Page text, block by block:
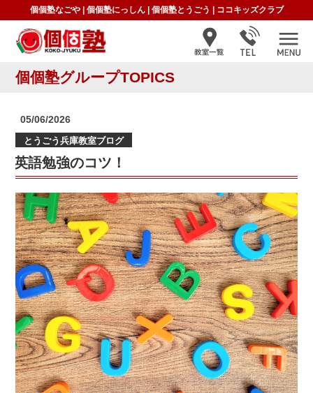
個個塾なごや| 個個塾にっしん| 個個塾とうごう ココキッズクラブ
個個塾グループTOPICS
投
日:
05/06/2026
とうごう兵庫教室ブログ
英語勉強のコツ！